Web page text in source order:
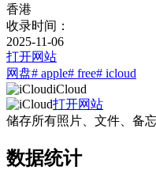
香港
收录时间：
2025-11-06
打开网站
网盘# apple# free# icloud
iCloud
打开网站
储存所有照片、文件、备
数据统计